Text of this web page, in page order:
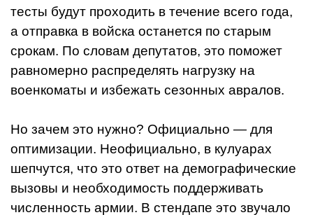
тесты будут проходить в течение всего года,
а отправка в войска останется по старым
срокам. По словам депутатов, это поможет
равномерно распределять нагрузку на
военкоматы и избежать сезонных авралов.
Но зачем это нужно? Официально — для
оптимизации. Неофициально, в кулуарах
шепчутся, что это ответ на демографические
вызовы и необходимость поддерживать
численность армии. В стендапе это звучало